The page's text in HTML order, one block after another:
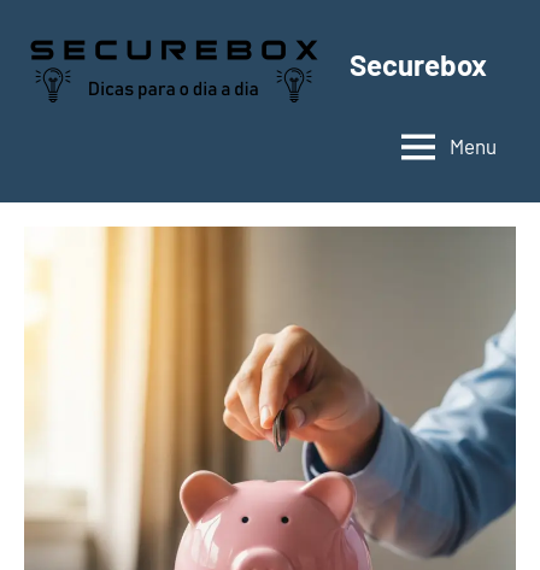
para
Securebox
Menu